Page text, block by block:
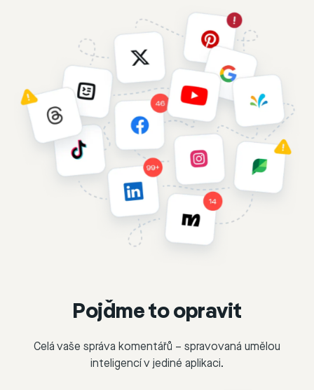
Pojďme to opravit
Celá vaše správa komentářů – spravovaná umělou
inteligencí v jediné aplikaci.